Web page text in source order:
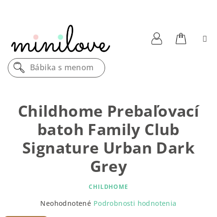
Bábika s menom
Childhome Prebaľovací
batoh Family Club
Signature Urban Dark
Grey
CHILDHOME
Neohodnotené Podrobnosti hodnotenia